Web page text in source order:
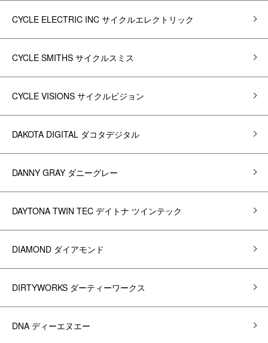
CYCLE ELECTRIC INC サイクルエレクトリック
CYCLE SMITHS サイクルスミス
CYCLE VISIONS サイクルビジョン
DAKOTA DIGITAL ダコタデジタル
DANNY GRAY ダニーグレー
DAYTONA TWIN TEC デイトナ ツインテック
DIAMOND ダイアモンド
DIRTYWORKS ダーティーワークス
DNA ディーエヌエー